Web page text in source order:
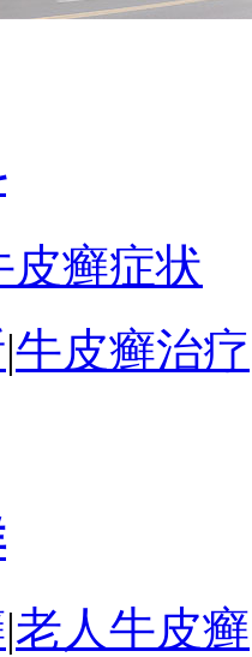
皮癣症状
|牛皮癣治疗
|老人牛皮癣